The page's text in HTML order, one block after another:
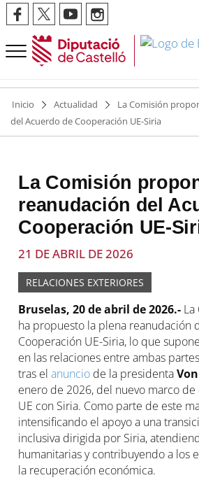
Inicio Actualidad
La Comisión
del Acuerdo de Cooperación UE-Siria
La Comisión
reanudación del
Cooperación UE-
21 DE ABRIL DE 2026
RELACIONES EXTERIORES
Bruselas, 20 de abril de 2026.-
ha propuesto la plena reanudación
Cooperación UE-Siria, lo que
en las relaciones entre ambas
tras elanuncio de la presidenta
enero de 2026, del nuevo marco
UE con Siria. Como parte de este
intensificando el apoyo a una
inclusiva dirigida por Siria,
humanitarias y contribuyendo a los
la recuperación económica.